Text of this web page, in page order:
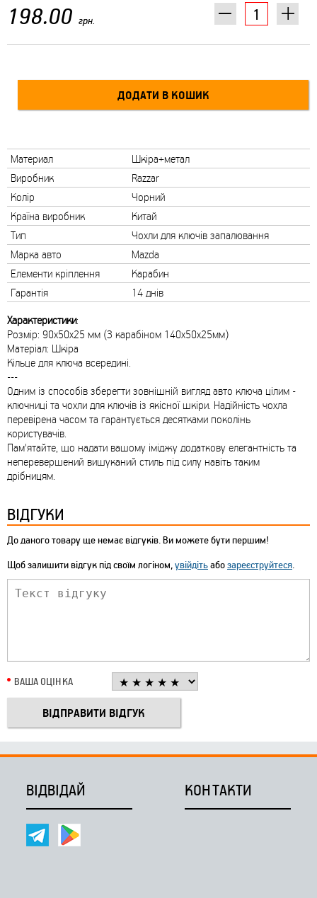
198.00 грн.
Материал
Шкіра+метал
Виробник
Razzar
Колір
Чорний
Країна виробник
Китай
Тип
Чохли для ключів запалювання
Марка авто
Mazda
Елементи кріплення
Карабин
Гарантія
14 днів
Характеристики:
Розмір: 90х50х25 мм (З карабіном 140х50х25мм)
Матеріал: Шкіра
Кільце для ключа всередині.
---
Одним із способів зберегти зовнішній вигляд авто ключа цілим -
ключниці та чохли для ключів із якісної шкіри. Надійність чохла
перевірена часом та гарантується десятками поколінь
користувачів.
Пам'ятайте, що надати вашому іміджу додаткову елегантність та
неперевершений вишуканий стиль під силу навіть таким
дрібницям.
ВІДГУКИ
До даного товару ще немає відгуків. Ви можете бути першим!
Щоб залишити відгук під своїм логіном,увійдітьабозареєструйтеся.
ВАША ОЦІНКА
ВІДВІДАЙ КОНТАКТИ